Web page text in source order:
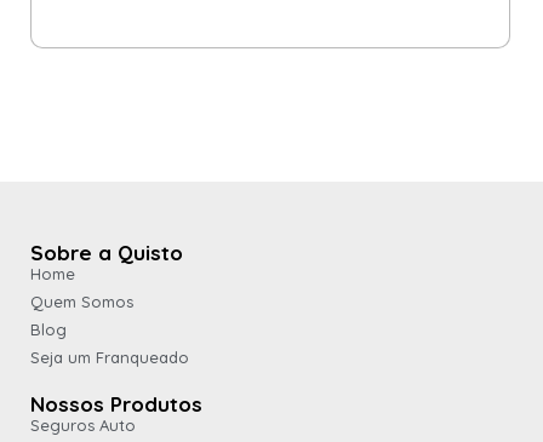
Sobre a Quisto
Home
Quem Somos
Blog
Seja um Franqueado
Nossos Produtos
Seguros Auto